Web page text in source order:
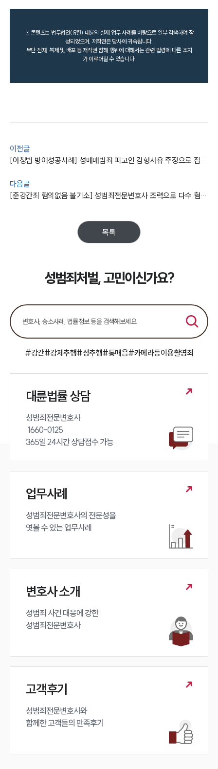
본 콘텐츠는 법무법인(유한) 대륜의 실제 업무 사례를 바탕으로 일부 각색하여 작
성되었으며, 저작권은 당사에 귀속됩니다.
무단 전재, 복제 및 배포 등 저작권 침해 행위에 대해서는 관련 법령에 따른 조치
가 이루어질 수 있습니다.
이전글
[아청법 방어성공사례] 성매매범죄 피고인 감형사유 주장으로 집행유예 받아냄
다음글
[준강간죄 혐의없음 불기소] 성범죄전문변호사 조력으로 다수 혐의 검찰 단계 종결 성공
목록
성범죄처벌, 고민이신가요?
#강간#강제추행#성추행#통매음#카메라등이용촬영죄
대륜법률 상담
성범죄전문변호사
365일 24시간 상담접수 가능
업무사례
성범죄전문변호사의 전문성을
엿볼 수 있는 업무사례
변호사 소개
성범죄 사건 대응에 강한
성범죄전문변호사
고객후기
성범죄전문변호사와
함께한 고객들의 만족후기